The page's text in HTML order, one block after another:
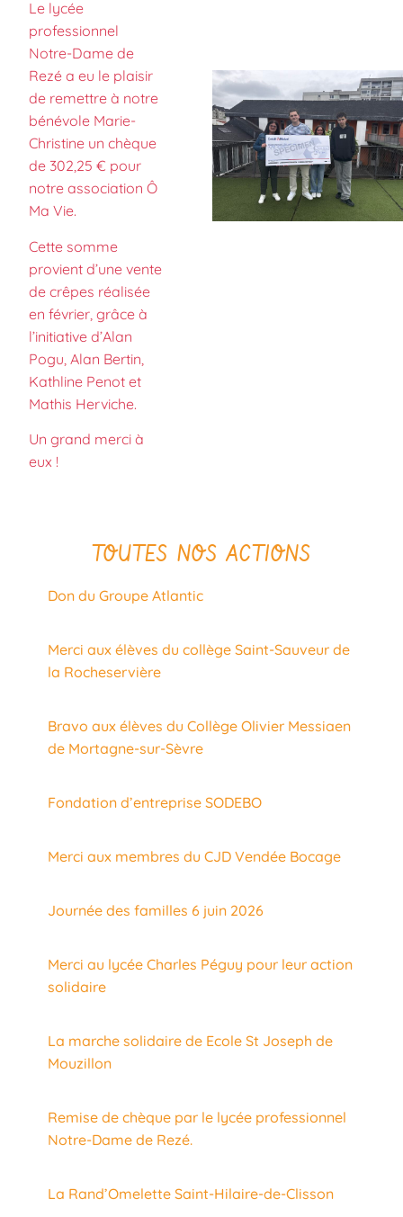
TOUTES NOS ACTIONS
Don du Groupe Atlantic
Merci aux élèves du collège Saint-Sauveur de
la Rocheservière
Bravo aux élèves du Collège Olivier Messiaen
de Mortagne-sur-Sèvre
Fondation d’entreprise SODEBO
Merci aux membres du CJD Vendée Bocage
Journée des familles 6 juin 2026
Merci au lycée Charles Péguy pour leur action
solidaire
La marche solidaire de Ecole St Joseph de
Mouzillon
Remise de chèque par le lycée professionnel
Notre-Dame de Rezé.
La Rand’Omelette Saint-Hilaire-de-Clisson
Le lycée
professionnel
Notre-Dame de
Rezé a eu le plaisir
de remettre à notre
bénévole Marie-
Christine un chèque
de 302,25 € pour
notre association Ô
Ma Vie.
Cette somme
provient d’une vente
de crêpes réalisée
en février, grâce à
l’initiative d’Alan
Pogu, Alan Bertin,
Kathline Penot et
Mathis Herviche.
Un grand merci à
eux !